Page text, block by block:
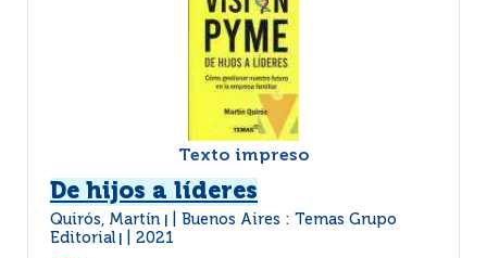
Texto impreso
De hijos a líderes
Quirós, Martín
Buenos Aires : Temas Grupo
Editorial
2021